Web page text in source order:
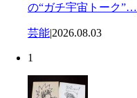
の“ガチ宇宙トーク”…
芸能|2026.08.03
1